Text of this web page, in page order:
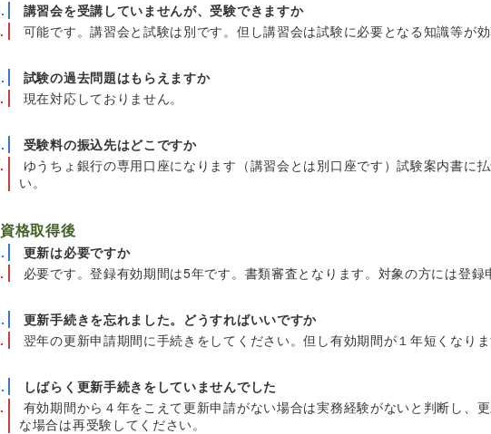
講習会を受講していませんが、受験できますか
可能です。講習会と試験は別です。但し講習会は試験に必要となる知識等が
試験の過去問題はもらえますか
現在対応しておりません。
受験料の振込先はどこですか
ゆうちょ銀行の専用口座になります（講習会とは別口座です）試験案内書に
い。
資格取得後
更新は必要ですか
必要です。登録有効期間は5年です。書類審査となります。対象の方には登録
更新手続きを忘れました。どうすればいいですか
翌年の更新申請期間に手続きをしてください。但し有効期間が１年短くなりま
しばらく更新手続きをしていませんでした
有効期間から４年をこえて更新申請がない場合は実務経験がないと判断し、
な場合は再受験してください。